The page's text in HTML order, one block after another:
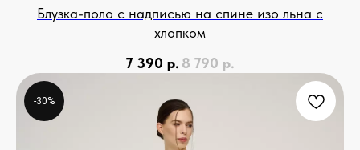
Блузка-поло с надписью на спине изо льна с
хлопком
7 390 р.8 790 р.
-30%